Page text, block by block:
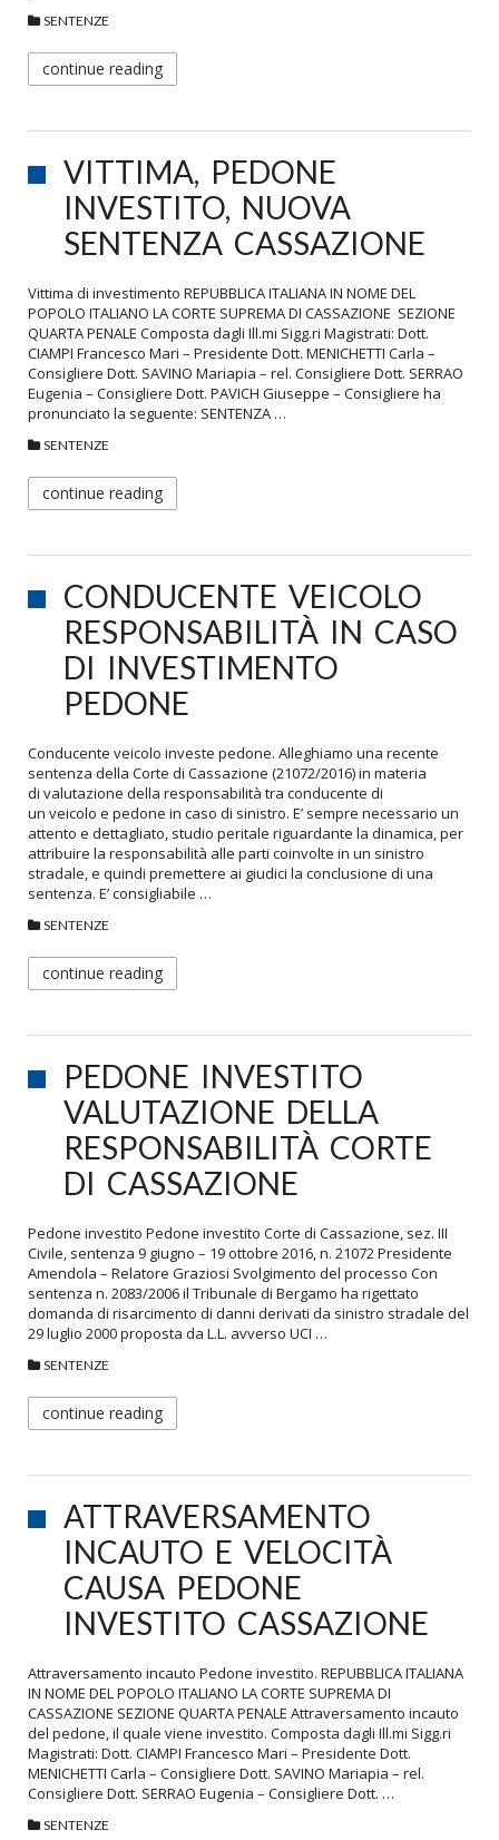
SENTENZE
continue reading
VITTIMA, PEDONE
INVESTITO, NUOVA
SENTENZA CASSAZIONE
Vittima di investimento REPUBBLICA ITALIANA IN NOME DEL
POPOLO ITALIANO LA CORTE SUPREMA DI CASSAZIONE SEZIONE
QUARTA PENALE Composta dagli Ill.mi Sigg.ri Magistrati: Dott.
CIAMPI Francesco Mari – Presidente Dott. MENICHETTI Carla –
Consigliere Dott. SAVINO Mariapia – rel. Consigliere Dott. SERRAO
Eugenia – Consigliere Dott. PAVICH Giuseppe – Consigliere ha
pronunciato la seguente: SENTENZA …
SENTENZE
continue reading
CONDUCENTE VEICOLO
RESPONSABILITÀ IN CASO
DI INVESTIMENTO
PEDONE
Conducente veicolo investe pedone. Alleghiamo una recente
sentenza della Corte di Cassazione (21072/2016) in materia
di valutazione della responsabilità tra conducente di
un veicolo e pedone in caso di sinistro. E’ sempre necessario un
attento e dettagliato, studio peritale riguardante la dinamica, per
attribuire la responsabilità alle parti coinvolte in un sinistro
stradale, e quindi premettere ai giudici la conclusione di una
sentenza. E’ consigliabile …
SENTENZE
continue reading
PEDONE INVESTITO
VALUTAZIONE DELLA
RESPONSABILITÀ CORTE
DI CASSAZIONE
Pedone investito Pedone investito Corte di Cassazione, sez. III
Civile, sentenza 9 giugno – 19 ottobre 2016, n. 21072 Presidente
Amendola – Relatore Graziosi Svolgimento del processo Con
sentenza n. 2083/2006 il Tribunale di Bergamo ha rigettato
domanda di risarcimento di danni derivati da sinistro stradale del
29 luglio 2000 proposta da L.L. avverso UCI …
SENTENZE
continue reading
ATTRAVERSAMENTO
INCAUTO E VELOCITÀ
CAUSA PEDONE
INVESTITO CASSAZIONE
Attraversamento incauto Pedone investito. REPUBBLICA ITALIANA
IN NOME DEL POPOLO ITALIANO LA CORTE SUPREMA DI
CASSAZIONE SEZIONE QUARTA PENALE Attraversamento incauto
del pedone, il quale viene investito. Composta dagli Ill.mi Sigg.ri
Magistrati: Dott. CIAMPI Francesco Mari – Presidente Dott.
MENICHETTI Carla – Consigliere Dott. SAVINO Mariapia – rel.
Consigliere Dott. SERRAO Eugenia – Consigliere Dott. …
SENTENZE